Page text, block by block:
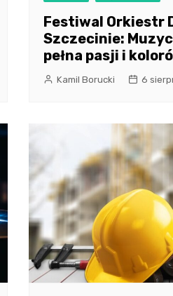
Festiwal Orkiestr
Szczecinie:
pełna pasji i
Kamil Borucki 6